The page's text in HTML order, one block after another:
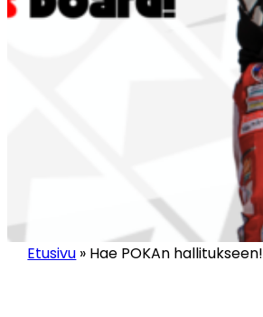
Etusivu » Hae POKAn hallitukseen!